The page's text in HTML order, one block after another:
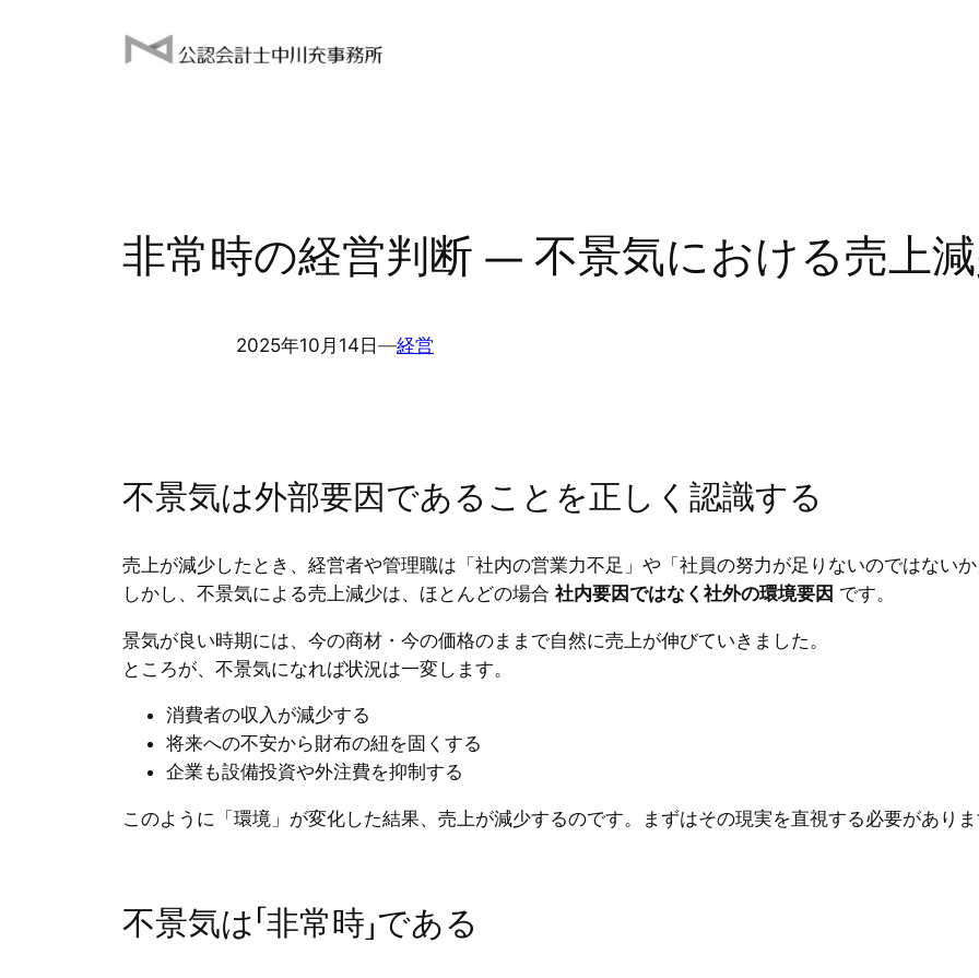
非常時の経営判断 ― 不景気における売上
2025年10月14日―経営
不景気は外部要因であることを正しく認識する
売上が減少したとき、経営者や管理職は「社内の営業力不足」や「社員の努力が足りないのではない
しかし、不景気による売上減少は、ほとんどの場合 社内要因ではなく社外の環境要因 です。
景気が良い時期には、今の商材・今の価格のままで自然に売上が伸びていきました。
ところが、不景気になれば状況は一変します。
消費者の収入が減少する
将来への不安から財布の紐を固くする
企業も設備投資や外注費を抑制する
このように「環境」が変化した結果、売上が減少するのです。まずはその現実を直視する必要があり
不景気は「非常時」である